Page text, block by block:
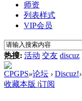
师资
列表样式
VIP会员
热搜: 活动 交友 discuz
CPGPS»论坛 › Discuz!›
收藏本版 |订阅